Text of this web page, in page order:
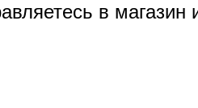
в магазин